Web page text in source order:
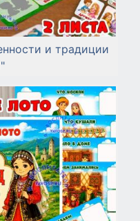
и традиции